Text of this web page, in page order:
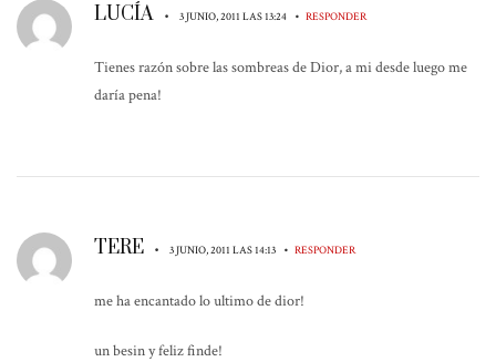
LUCÍA • 3 JUNIO, 2011 LAS 13:24 • RESPONDER
Tienes razón sobre las sombreas de Dior, a mi desde luego me
daría pena!
TERE • 3 JUNIO, 2011 LAS 14:13 • RESPONDER
me ha encantado lo ultimo de dior!
un besin y feliz finde!